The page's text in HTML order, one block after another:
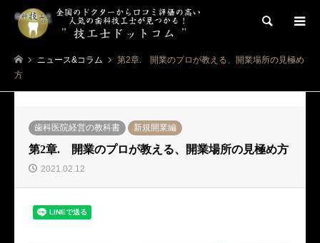
検索
ニュース&コラム
第2章. 開業のプロが教える、開業場所の見極め
方
歯科医院経営の教科書 新規開業編
第2章. 開業のプロが教える、開業場所の見極め方
2021.02.12